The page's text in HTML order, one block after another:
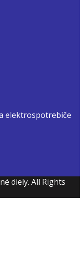
elektrospotrebiče
diely. All Rights